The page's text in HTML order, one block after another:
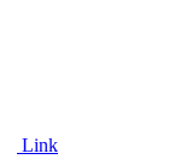
Link